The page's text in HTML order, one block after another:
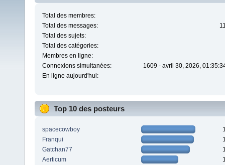
Total des membres:
Total des messages:
Total des sujets:
Total des catégories:
Membres en ligne:
Connexions simultanées:
1609 - avril 30, 2026,
En ligne aujourd'hui:
Top 10 des posteurs
spacecowboy
Franqui
Gatchan77
Aerticum